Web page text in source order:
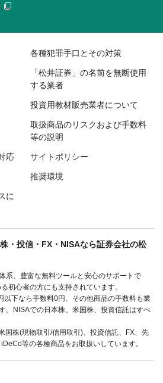
各種犯罪手口とその対策
「松井証券」の名前を無断使用
する業者
投資用教材販売業者について
取扱商品のリスクおよび手数料
等の説明
応 サイトポリシー
推奨環境
に
・投信・FX・NISAなら証券会社の松
系、豊富な無料ツールと安心のサポートで
初心者の方にも支持されています。
以下なら手数料0円、その他商品の手数料も業
。NISAでの日本株、米国株、投資信託はすべ
国株(現物取引/信用取引)、投資信託、FX、先
等の各種商品をお取扱いしています。